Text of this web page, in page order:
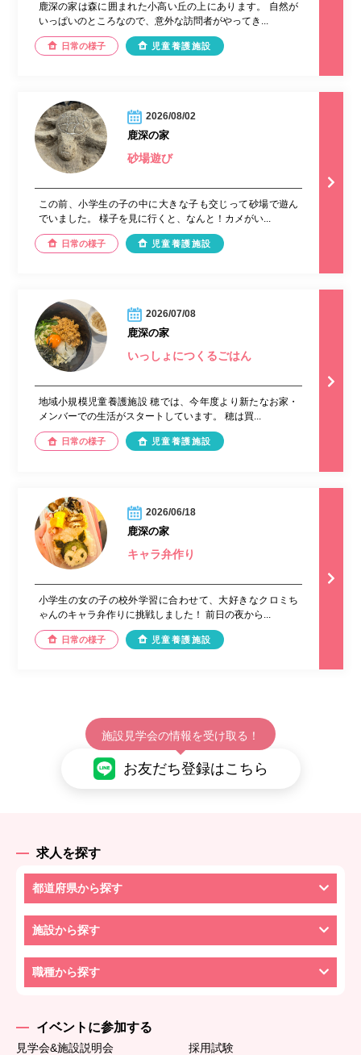
鹿深の家は森に囲まれた小高い丘の上にあります。 自然が
いっぱいのところなので、意外な訪問者がやってき...
日常の様子 児童養護施設
2026/08/02
鹿深の家
砂場遊び
この前、小学生の子の中に大きな子も交じって砂場で遊ん
でいました。 様子を見に行くと、なんと！カメがい...
日常の様子 児童養護施設
2026/07/08
鹿深の家
いっしょにつくるごはん
地域小規模児童養護施設 穂では、今年度より新たなお家・
メンバーでの生活がスタートしています。 穂は買...
日常の様子 児童養護施設
2026/06/18
鹿深の家
キャラ弁作り
小学生の女の子の校外学習に合わせて、大好きなクロミち
ゃんのキャラ弁作りに挑戦しました！ 前日の夜から...
日常の様子 児童養護施設
施設見学会の情報を受け取る！
お友だち登録はこちら
求人を探す
都道府県から探す
施設から探す
職種から探す
イベントに参加する
見学会&施設説明会
採用試験